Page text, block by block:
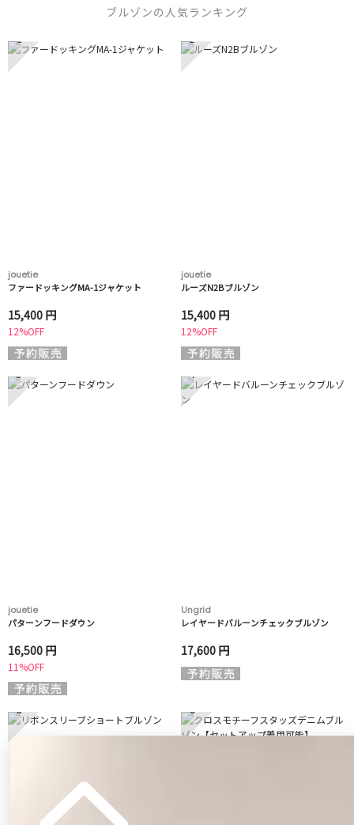
ブルゾンの人気ランキング
1
jouetie
ファードッキングMA-1ジャケット
15,400 円
12%OFF
2
jouetie
ルーズN2Bブルゾン
15,400 円
12%OFF
3
jouetie
パターンフードダウン
16,500 円
11%OFF
4
Ungrid
レイヤードバルーンチェックブルゾン
17,600 円
5 6